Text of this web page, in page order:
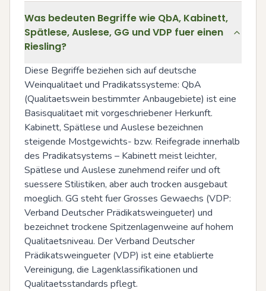
Was bedeuten Begriffe wie QbA, Kabinett,
Spätlese, Auslese, GG und VDP fuer einen
Riesling?
Diese Begriffe beziehen sich auf deutsche
Weinqualitaet und Pradikatssysteme: QbA
(Qualitaetswein bestimmter Anbaugebiete) ist eine
Basisqualitaet mit vorgeschriebener Herkunft.
Kabinett, Spätlese und Auslese bezeichnen
steigende Mostgewichts- bzw. Reifegrade innerhalb
des Pradikatsystems – Kabinett meist leichter,
Spätlese und Auslese zunehmend reifer und oft
suessere Stilistiken, aber auch trocken ausgebaut
moeglich. GG steht fuer Grosses Gewaechs (VDP:
Verband Deutscher Prädikatsweingueter) und
bezeichnet trockene Spitzenlagenweine auf hohem
Qualitaetsniveau. Der Verband Deutscher
Prädikatsweingueter (VDP) ist eine etablierte
Vereinigung, die Lagenklassifikationen und
Qualitaetsstandards pflegt.